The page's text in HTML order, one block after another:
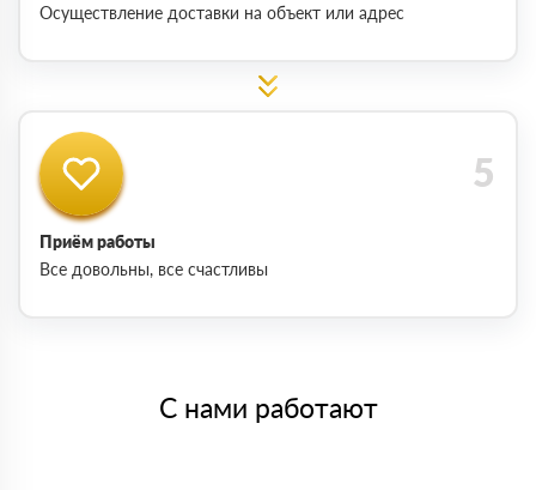
Осуществление доставки на объект или адрес
Приём работы
Все довольны, все счастливы
С нами работают